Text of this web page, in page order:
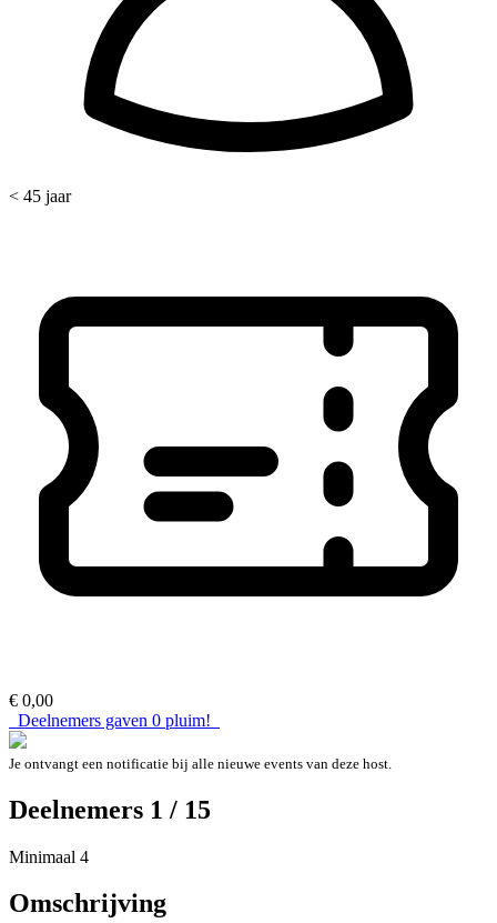
< 45 jaar
€ 0,00
Deelnemers gaven 0 pluim!
Je ontvangt een notificatie bij alle nieuwe events van deze host.
Deelnemers 1 / 15
Minimaal 4
Omschrijving